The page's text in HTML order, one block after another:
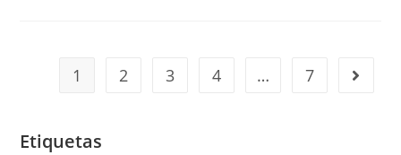
1 2 3 4 … 7
Etiquetas